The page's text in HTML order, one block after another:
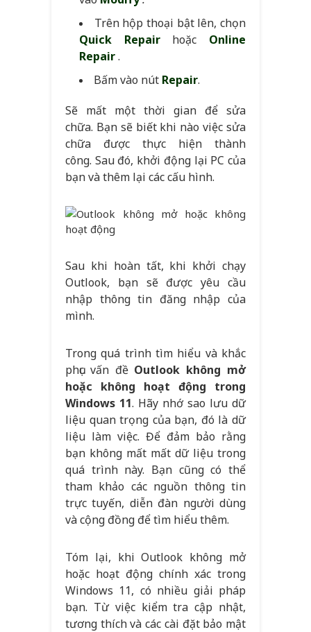
Trên hộp thoại bật lên, chọn
Quick Repairhoặc Online
Repair.
Bấm vào nút Repair.
Sẽ mất một thời gian để sửa
chữa. Bạn sẽ biết khi nào việc sửa
chữa được thực hiện thành
công. Sau đó, khởi động lại PC của
bạn và thêm lại các cấu hình.
Sau khi hoàn tất, khi khởi chạy
Outlook, bạn sẽ được yêu cầu
nhập thông tin đăng nhập của
mình.
Trong quá trình tìm hiểu và khắc
phục vấn đề Outlook không mở
hoặc không hoạt động trong
Windows 11. Hãy nhớ sao lưu dữ
liệu quan trọng của bạn, đó là dữ
liệu làm việc. Để đảm bảo rằng
bạn không mất mất dữ liệu trong
quá trình này. Bạn cũng có thể
tham khảo các nguồn thông tin
trực tuyến, diễn đàn người dùng
và cộng đồng để tìm hiểu thêm.
Tóm lại, khi Outlook không mở
hoặc hoạt động chính xác trong
Windows 11, có nhiều giải pháp
bạn. Từ việc kiểm tra cập nhật,
tương thích và các cài đặt bảo mật